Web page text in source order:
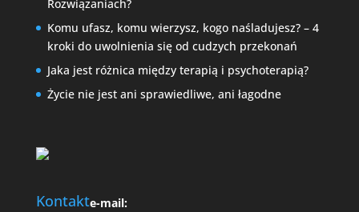
Rozwiązaniach?
Komu ufasz, komu wierzysz, kogo naśladujesz? – 4
kroki do uwolnienia się od cudzych przekonań
Jaka jest różnica między terapią i psychoterapią?
Życie nie jest ani sprawiedliwe, ani łagodne
Kontakte-mail: